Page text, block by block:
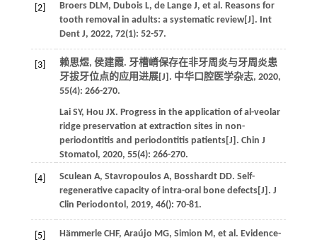
[2] Broers DLM, Dubois L, de Lange J, et al. Reasons for
tooth removal in adults: a systematic review[J]. Int
Dent J, 2022, 72(1): 52-57.
[3]
赖思煜, 侯建霞. 牙槽嵴保存在非牙周炎与牙周炎患
牙拔牙位点的应用进展[J]. 中华口腔医学杂志, 2020,
55(4): 266-270.
Lai SY, Hou JX. Progress in the application of al-veolar
ridge preservation at extraction sites in non-
periodontitis and periodontitis patients[J]. Chin J
Stomatol, 2020, 55(4): 266-270.
[4] Sculean A, Stavropoulos A, Bosshardt DD. Self-
regenerative capacity of intra-oral bone defects[J]. J
Clin Periodontol, 2019, 46(): 70-81.
[5] Hämmerle CHF, Araújo MG, Simion M, et al. Evidence-